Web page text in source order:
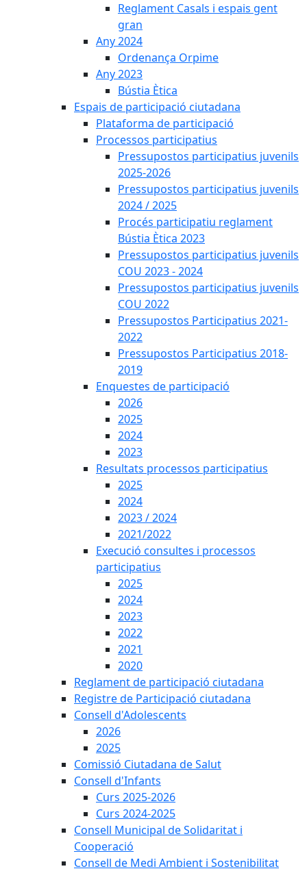
Reglament Casals i espais gent
gran
Any 2024
Ordenança Orpime
Any 2023
Bústia Ètica
Espais de participació ciutadana
Plataforma de participació
Processos participatius
Pressupostos participatius juvenils
2025-2026
Pressupostos participatius juvenils
2024 / 2025
Procés participatiu reglament
Bústia Ètica 2023
Pressupostos participatius juvenils
COU 2023 - 2024
Pressupostos participatius juvenils
COU 2022
Pressupostos Participatius 2021-
2022
Pressupostos Participatius 2018-
2019
Enquestes de participació
2026
2025
2024
2023
Resultats processos participatius
2025
2024
2023 / 2024
2021/2022
Execució consultes i processos
participatius
2025
2024
2023
2022
2021
2020
Reglament de participació ciutadana
Registre de Participació ciutadana
Consell d'Adolescents
2026
2025
Comissió Ciutadana de Salut
Consell d'Infants
Curs 2025-2026
Curs 2024-2025
Consell Municipal de Solidaritat i
Cooperació
Consell de Medi Ambient i Sostenibilitat